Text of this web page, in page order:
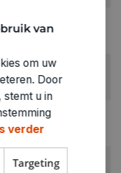
van
om uw
Door
stemt u in
verder
Targeting